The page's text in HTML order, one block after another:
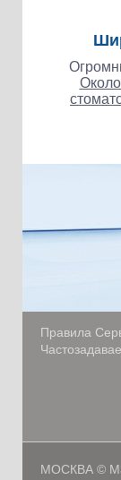
Правила
МОСКВА ©